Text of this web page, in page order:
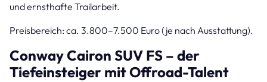
und ernsthafte Trailarbeit.
Preisbereich: ca. 3.800–7.500 Euro (je nach Ausstattung).
Conway Cairon SUV FS – der
Tiefeinsteiger mit Offroad-Talent